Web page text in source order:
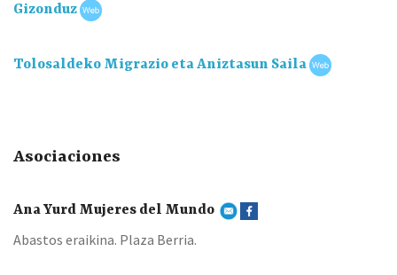
Gizonduz
Tolosaldeko Migrazio eta Aniztasun Saila
Asociaciones
Ana Yurd Mujeres del Mundo
Abastos eraikina. Plaza Berria.